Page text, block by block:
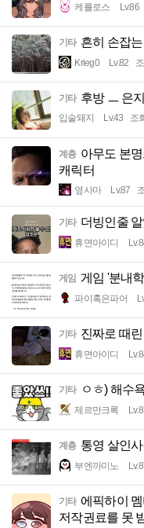
케를로스 Lv.86
기타 흔히 손잡
Krieg0 Lv.82
기타 후방 ㅡ 은
입술돼지 Lv.43 조
계층 아무도 본
캐릭터
옆사마 Lv.87
기타 더빙인줄 알
휴면아이디
게임 게임 '분내
파이혹은파어
기타 진짜로 때
휴면아이디
기타 ㅇㅎ) 해수
제르만크록
계층 통영 살인
부엔까미노
기타 에픽하이
저작권료를 못